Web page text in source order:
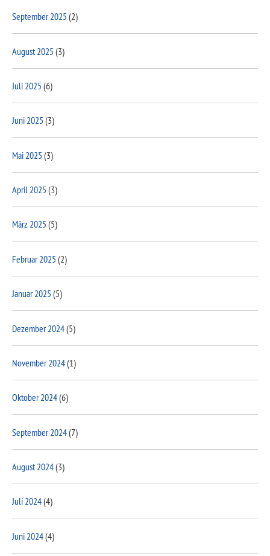
September 2025 (2)
August 2025 (3)
Juli 2025 (6)
Juni 2025 (3)
Mai 2025 (3)
April 2025 (3)
März 2025 (5)
Februar 2025 (2)
Januar 2025 (5)
Dezember 2024(5)
November 2024(1)
Oktober 2024(6)
September 2024(7)
August 2024(3)
Juli 2024(4)
Juni 2024(4)